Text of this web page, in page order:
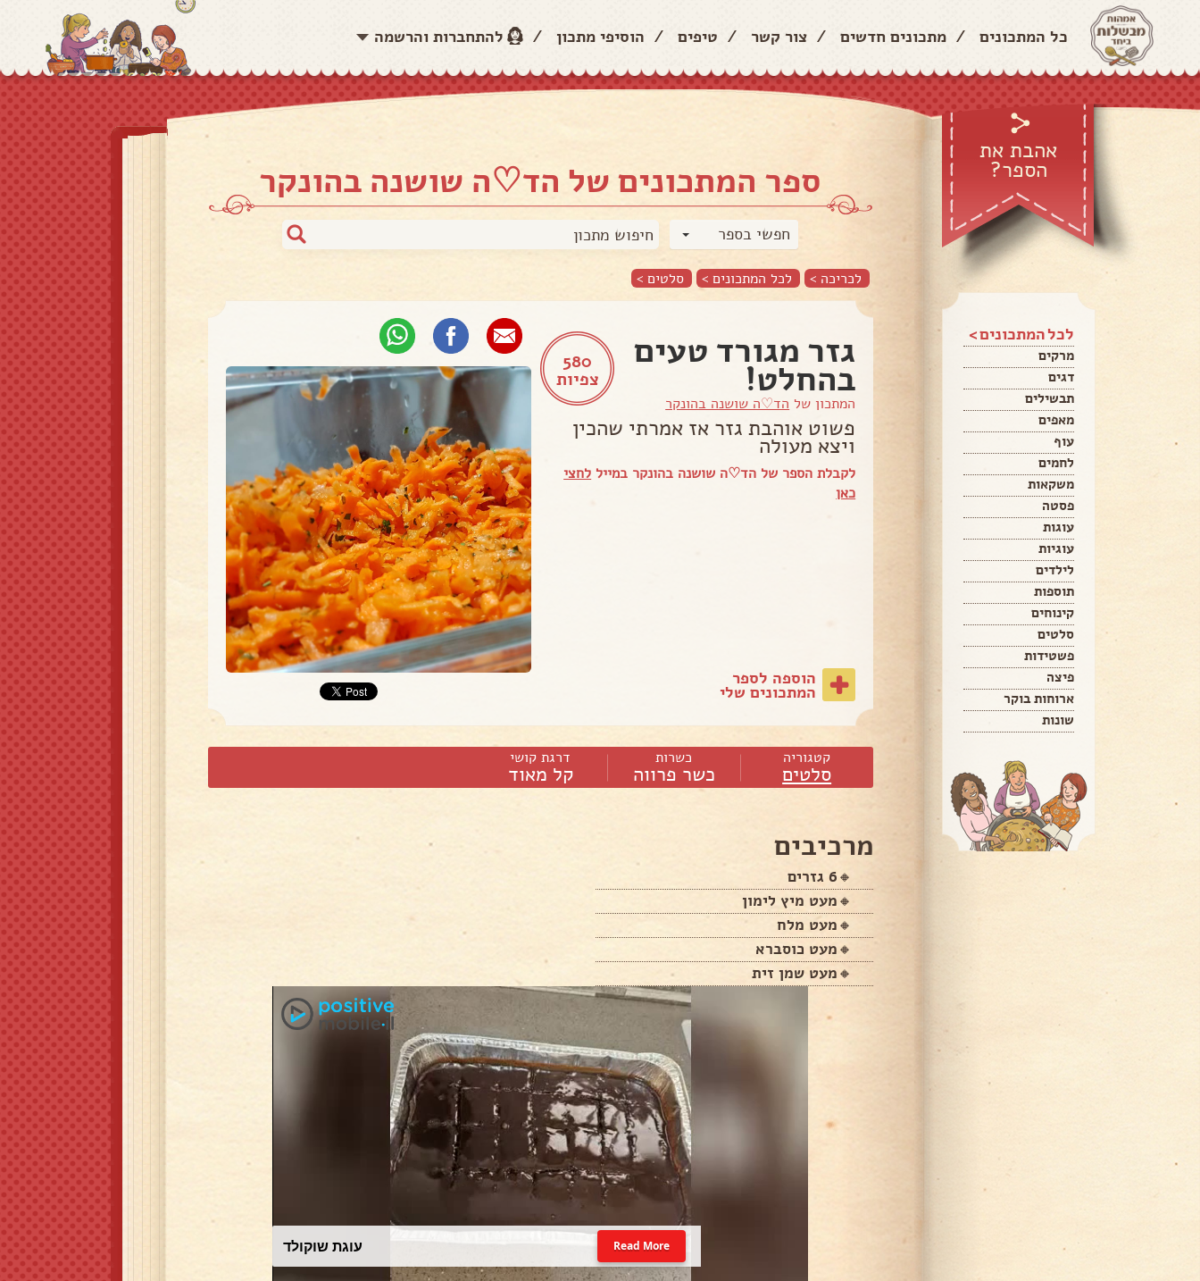
כל המתכונים / מתכונים חדשים / צור קשר / טיפים / הוסיפי מתכון / להתחברות והרשמה
אהבת את
הספר?
לכל המתכונים >
מרקים
דגים
תבשילים
מאפים
עוף
לחמים
משקאות
פסטה
עוגות
עוגיות
לילדים
תוספות
קינוחים
סלטים
פשטידות
פיצה
ארוחות בוקר
שונות
ספר המתכונים של הד♡ה שושנה בהונקר
חפשי בספר
לכריכה > לכל המתכונים > סלטים >
580
צפיות
גזר מגורד טעים
בהחלט!
המתכון של הד♡ה שושנה בהונקר
פשוט אוהבת גזר אז אמרתי שהכין
ויצא מעולה
לקבלת הספר של הד♡ה שושנה בהונקר במייל לחצי
כאן
הוספה לספר
המתכונים שלי
קטגוריה
סלטים
כשרות
כשר פרווה
דרגת קושי
קל מאוד
מרכיבים
🔸6 גזרים
🔸מעט מיץ לימון
🔸מעט מלח
🔸מעט כוסברא
🔸מעט שמן זית
עוגת שוקולד Read More